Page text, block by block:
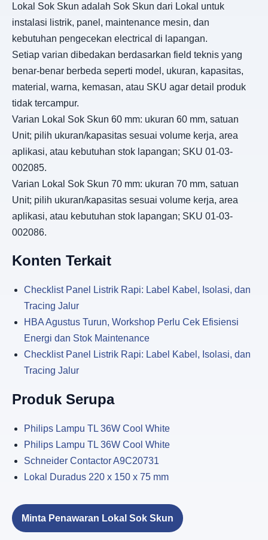
Lokal Sok Skun adalah Sok Skun dari Lokal untuk
instalasi listrik, panel, maintenance mesin, dan
kebutuhan pengecekan electrical di lapangan.
Setiap varian dibedakan berdasarkan field teknis yang
benar-benar berbeda seperti model, ukuran, kapasitas,
material, warna, kemasan, atau SKU agar detail produk
tidak tercampur.
Varian Lokal Sok Skun 60 mm: ukuran 60 mm, satuan
Unit; pilih ukuran/kapasitas sesuai volume kerja, area
aplikasi, atau kebutuhan stok lapangan; SKU 01-03-
002085.
Varian Lokal Sok Skun 70 mm: ukuran 70 mm, satuan
Unit; pilih ukuran/kapasitas sesuai volume kerja, area
aplikasi, atau kebutuhan stok lapangan; SKU 01-03-
002086.
Konten Terkait
Checklist Panel Listrik Rapi: Label Kabel, Isolasi, dan
Tracing Jalur
HBA Agustus Turun, Workshop Perlu Cek Efisiensi
Energi dan Stok Maintenance
Checklist Panel Listrik Rapi: Label Kabel, Isolasi, dan
Tracing Jalur
Produk Serupa
Philips Lampu TL 36W Cool White
Philips Lampu TL 36W Cool White
Schneider Contactor A9C20731
Lokal Duradus 220 x 150 x 75 mm
Minta Penawaran Lokal Sok Skun